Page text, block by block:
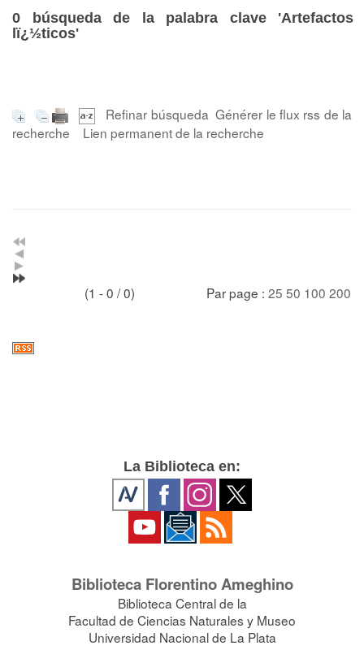
0 búsqueda de la palabra clave 'Artefactos
lï¿½ticos'
Refinar búsqueda Générer le flux rss de la
recherche
Lien permanent de la recherche
(1 - 0 / 0) Par page : 25 50 100 200
La Biblioteca en:
Biblioteca Florentino Ameghino
Biblioteca Central de la
Facultad de Ciencias Naturales y Museo
Universidad Nacional de La Plata